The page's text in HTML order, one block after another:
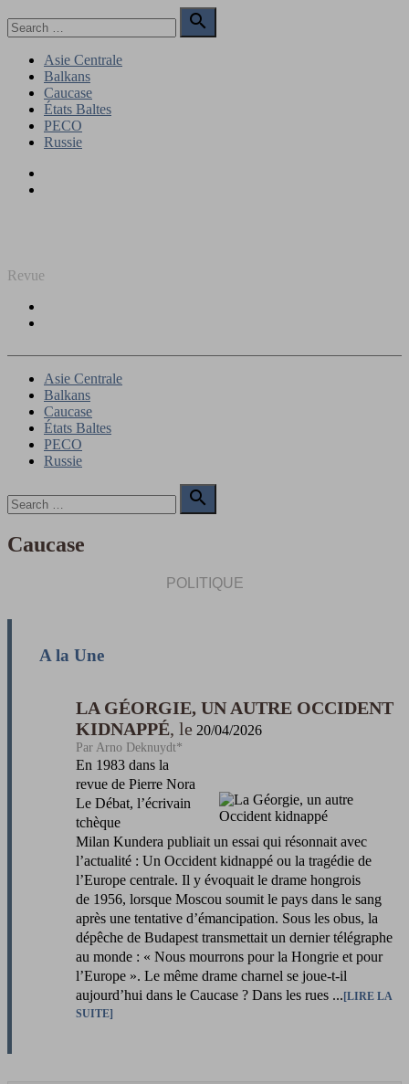
to
for:

Search
Asie Centrale
Balkans
Caucase
États Baltes
PECO
Russie
Revue
Asie Centrale
Balkans
Caucase
États Baltes
PECO
Russie
for:

Search
Caucase
POLITIQUE
A la Une
LA GÉORGIE, UN AUTRE OCCIDENT
KIDNAPPÉ
20/04/2026
Arno Deknuydt*
En 1983 dans la
revue de Pierre Nora
Le Débat, l’écrivain
tchèque
Milan Kundera publiait un essai qui résonnait avec
l’actualité : Un Occident kidnappé ou la tragédie de
l’Europe centrale. Il y évoquait le drame hongrois
de 1956, lorsque Moscou soumit le pays dans le sang
après une tentative d’émancipation. Sous les obus, la
dépêche de Budapest transmettait un dernier télégraphe
au monde : « Nous mourrons pour la Hongrie et pour
l’Europe ». Le même drame charnel se joue-t-il
aujourd’hui dans le Caucase ? Dans les rues ... LIRE LA
SUITE